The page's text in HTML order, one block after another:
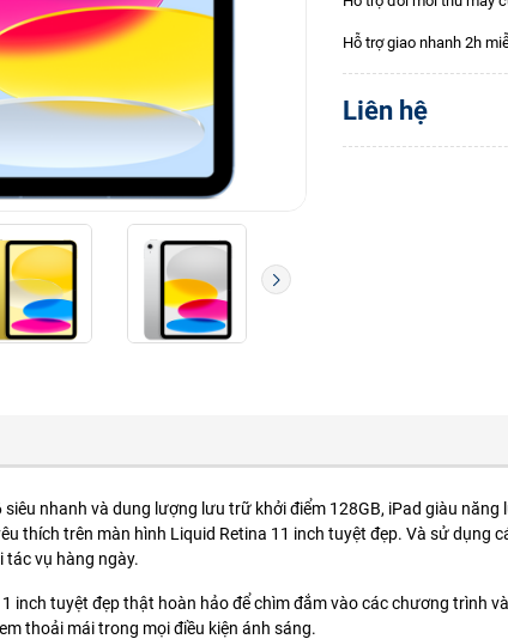
Hỗ trợ giao nhanh 2h
Liên hệ
siêu nhanh và dung lượng lưu trữ khởi điểm 128GB, iPad giàu
thích trên màn hình Liquid Retina 11 inch tuyệt đẹp. Và sử dụng
vụ hàng ngày.
inch tuyệt đẹp thật hoàn hảo để chìm đắm vào các chương trình
thoải mái trong mọi điều kiện ánh sáng.